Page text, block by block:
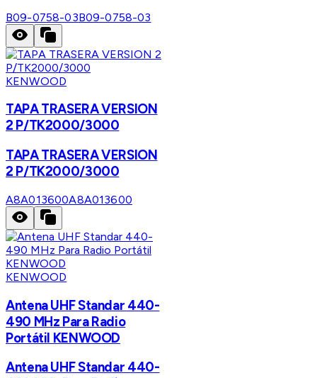
B09-0758-03B09-0758-03
KENWOOD
TAPA TRASERA VERSION
2 P/TK2000/3000
TAPA TRASERA VERSION
2 P/TK2000/3000
A8A013600A8A013600
KENWOOD
Antena UHF Standar 440-
490 MHz Para Radio
Portátil KENWOOD
Antena UHF Standar 440-